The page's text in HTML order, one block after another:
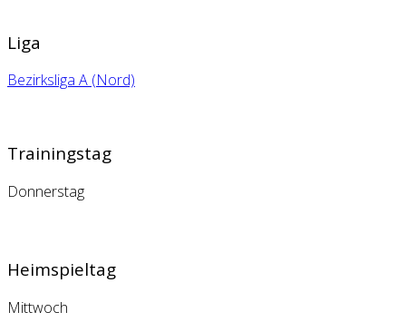
Liga
Bezirksliga A (Nord)
Trainingstag
Donnerstag
Heimspieltag
Mittwoch